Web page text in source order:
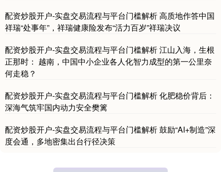
配资炒股开户-实盘交易流程与平台门槛解析 高质地作答中国
祥瑞“处事年”，祥瑞健康险发布“活力百岁”祥瑞决议
配资炒股开户-实盘交易流程与平台门槛解析 江山入海，生根
正那时： 越南，中国中小企业各人化智力成型的第一公里奈
何走稳？
配资炒股开户-实盘交易流程与平台门槛解析 化肥稳价背后：
深海气筑牢国内动力安全樊篱
配资炒股开户-实盘交易流程与平台门槛解析 鼓励“AI+制造”深
度会通，多地密集出台行径决策